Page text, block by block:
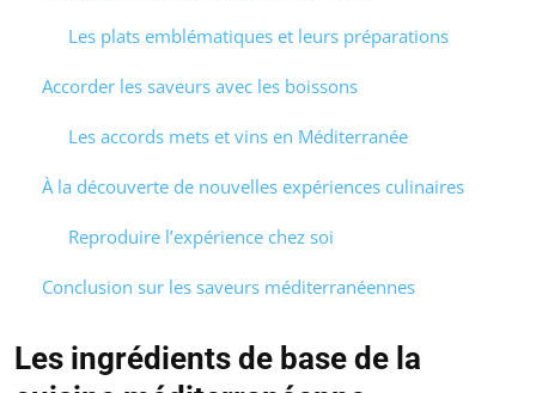
Les plats emblématiques et leurs préparations
Accorder les saveurs avec les boissons
Les accords mets et vins en Méditerranée
À la découverte de nouvelles expériences culinaires
Reproduire l’expérience chez soi
Conclusion sur les saveurs méditerranéennes
Les ingrédients de base de la